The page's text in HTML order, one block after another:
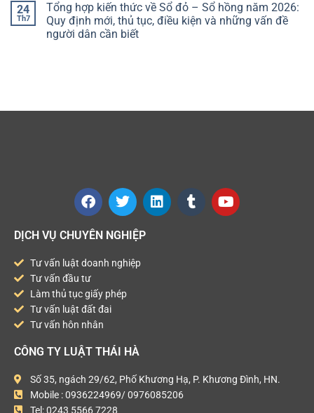
24
Th7
Tổng hợp kiến thức về Sổ đỏ – Sổ hồng năm 2026:
Quy định mới, thủ tục, điều kiện và những vấn đề
người dân cần biết
DỊCH VỤ CHUYÊN NGHIỆP
Tư vấn luật doanh nghiệp
Tư vấn đầu tư
Làm thủ tục giấy phép
Tư vấn luật đất đai
Tư vấn hôn nhân
CÔNG TY LUẬT THÁI HÀ
Số 35, ngách 29/62, Phố Khương Hạ, P. Khương Đình, HN.
Mobile : 0936224969/ 0976085206
Tel: 0243 5566 7228